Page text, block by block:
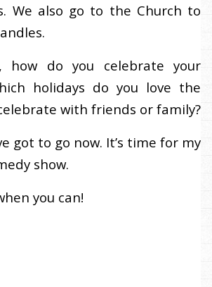
We also go to the Church to
how do you celebrate your
holidays do you love the
with friends or family?
got to go now. It’s time for my
show.
you can!